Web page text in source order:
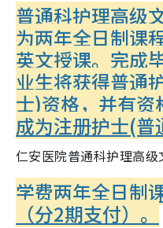
普通科护理高级
为两年全日制课
英文授课。完成
业生将获得普通
士)资格，并有
成为注册护士(普
仁安医院普通科护理高
学费两年全日制
（分2期支付）。